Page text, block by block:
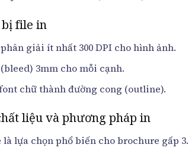
bị file in
giải ít nhất 300 DPI cho hình ảnh.
3mm cho mỗi cạnh.
chữ thành đường cong (outline).
liệu và phương pháp in
là lựa chọn phổ biến cho brochure gấp 3.